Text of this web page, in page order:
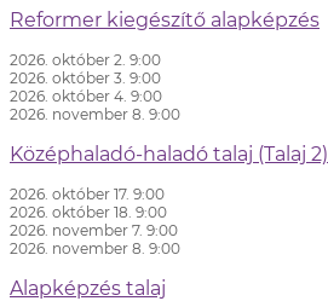
Reformer kiegészítő alapképzés
2026. október 2. 9:00
2026. október 3. 9:00
2026. október 4. 9:00
2026. november 8. 9:00
Középhaladó-haladó talaj (Talaj 2)
2026. október 17. 9:00
2026. október 18. 9:00
2026. november 7. 9:00
2026. november 8. 9:00
Alapképzés talaj